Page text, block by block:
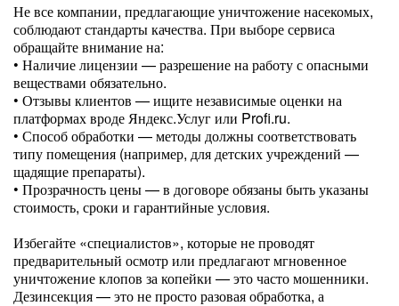
Не все компании, предлагающие уничтожение насекомых,
соблюдают стандарты качества. При выборе сервиса
обращайте внимание на:
• Наличие лицензии — разрешение на работу с опасными
веществами обязательно.
• Отзывы клиентов — ищите независимые оценки на
платформах вроде Яндекс.Услуг или Profi.ru.
• Способ обработки — методы должны соответствовать
типу помещения (например, для детских учреждений —
щадящие препараты).
• Прозрачность цены — в договоре обязаны быть указаны
стоимость, сроки и гарантийные условия.
Избегайте «специалистов», которые не проводят
предварительный осмотр или предлагают мгновенное
уничтожение клопов за копейки — это часто мошенники.
Дезинсекция — это не просто разовая обработка, а